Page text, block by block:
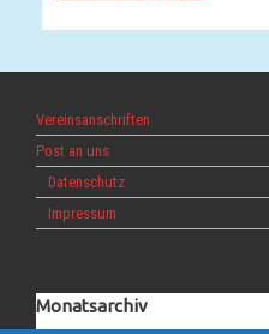
Vereinsanschriften
Post an uns
Datenschutz
Impressum
Monatsarchiv